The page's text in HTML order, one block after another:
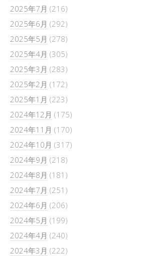
2025年7月 (216)
2025年6月 (292)
2025年5月 (278)
2025年4月 (305)
2025年3月 (283)
2025年2月 (172)
2025年1月 (223)
2024年12月 (175)
2024年11月 (170)
2024年10月 (317)
2024年9月 (218)
2024年8月 (181)
2024年7月 (251)
2024年6月 (206)
2024年5月 (199)
2024年4月 (240)
2024年3月 (222)